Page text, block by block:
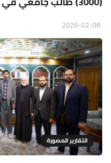
التقارير المصورة